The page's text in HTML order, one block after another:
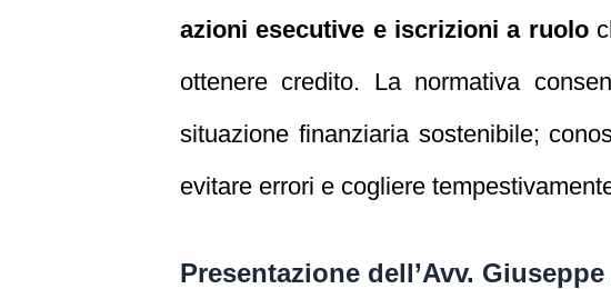
azioni esecutive e iscrizioni a ruolo
ottenere credito. La normativa
situazione finanziaria sostenibile;
evitare errori e cogliere
Presentazione dell’Avv.